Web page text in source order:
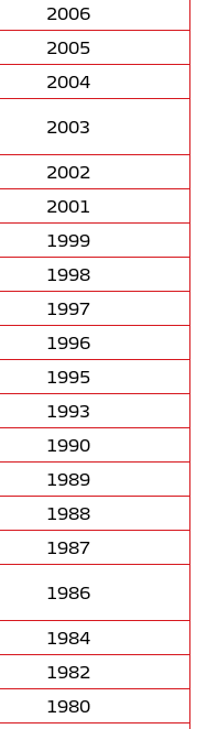
2006
2005
2004
2003
2002
2001
1999
1998
1997
1996
1995
1993
1990
1989
1988
1987
1986
1984
1982
1980